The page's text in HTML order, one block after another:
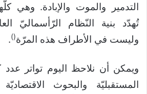
التدمير والموت والإبادة. وهي
تُهدّد بنية النّظام الرّأسماليّ
وليست في الأطراف هذه المرّة(
)
.
ويمكن أن نلاحظ اليوم تواتر
المستقبليّة والبحوث